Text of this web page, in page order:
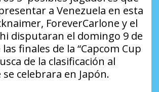
a Venezuela en esta
ForeverCarlone y el
disputaran el domingo 9 de
finales de la “Capcom Cup
de la clasificación al
celebrara en Japón.